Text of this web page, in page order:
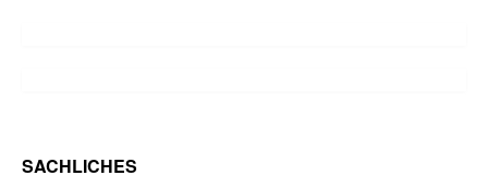
SACHLICHES